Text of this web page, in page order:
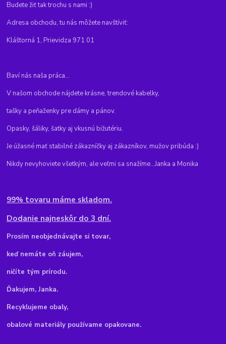
Budete žiť tak trochu s nami :)
Adresa obchodu, tu nás môžete navštíviť:
Kláštorná 1, Prievidza 971 01
Baví nás naša práca...
V našom obchode nájdete krásne, trendové kabelky,
tašky a peňaženky pre dámy a pánov.
Opasky, šáliky, šatky aj vkusnú bižutériu.
Je úžasné mať stabilné zákazníčky aj zákazníkov, mužov pribúda :)
Nikdy nevyhoviete všetkým, ale veľmi sa snažíme...Janka a Monika
99% tovaru máme skladom.
Dodanie najneskôr do 3 dní.
Prosím neobjednávajte si tovar,
keď nemáte oň záujem,
ničíte tým prírodu.
Ďakujem, Janka.
Recyklujeme obaly,
obalové materiály používame opakovane.